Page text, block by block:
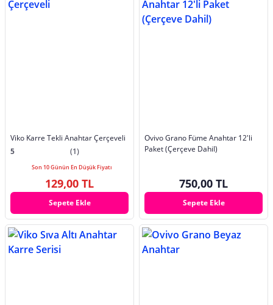
Viko Karre Tekli Anahtar Çerçeveli
5
(1)
Son 10 Günün En Düşük Fiyatı
129,00 TL
Sepete Ekle
Ovivo Grano Füme Anahtar 12'li
Paket (Çerçeve Dahil)
750,00 TL
Sepete Ekle